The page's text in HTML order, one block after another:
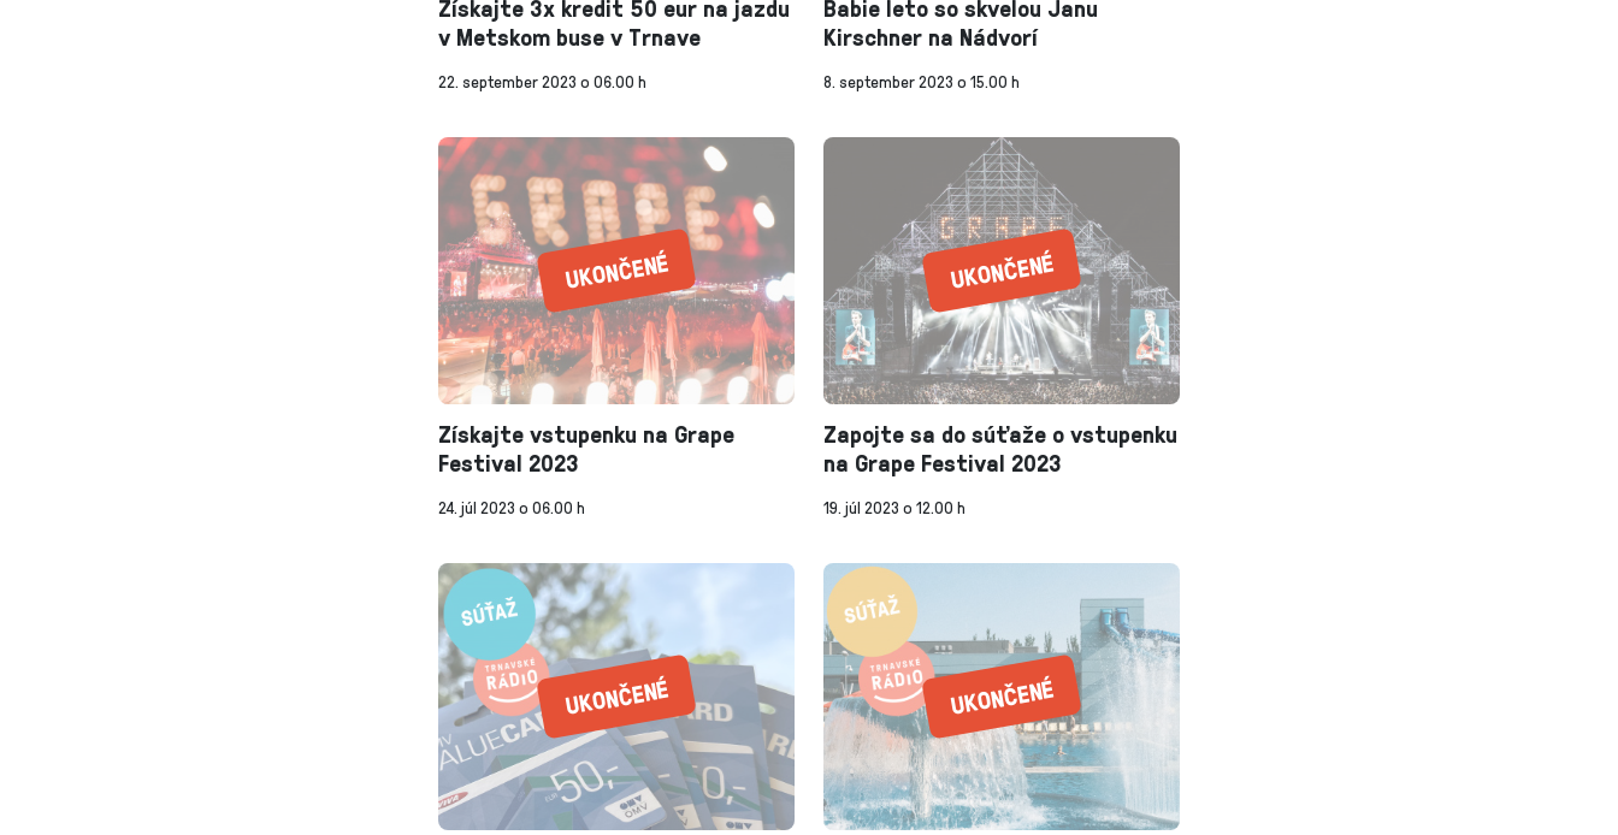
Získajte 3x kredit 50 eur na jazdu
v Metskom buse v Trnave
22. september 2023 o 06.00 h
Babie leto so skvelou Janu
Kirschner na Nádvorí
8. september 2023 o 15.00 h
Získajte vstupenku na Grape
Festival 2023
24. júl 2023 o 06.00 h
Zapojte sa do súťaže o vstupenku
na Grape Festival 2023
19. júl 2023 o 12.00 h